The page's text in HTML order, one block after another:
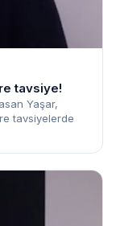
tavsiye!
Yaşar,
tavsiyelerde